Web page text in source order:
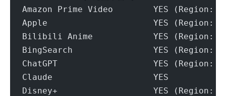
Amazon Prime Video        YES (Region:
Apple                     YES (Region:
Bilibili Anime            YES (Region:
BingSearch                YES (Region:
ChatGPT                   YES (Region:
Claude                    YES
Disney+                   YES (Region: